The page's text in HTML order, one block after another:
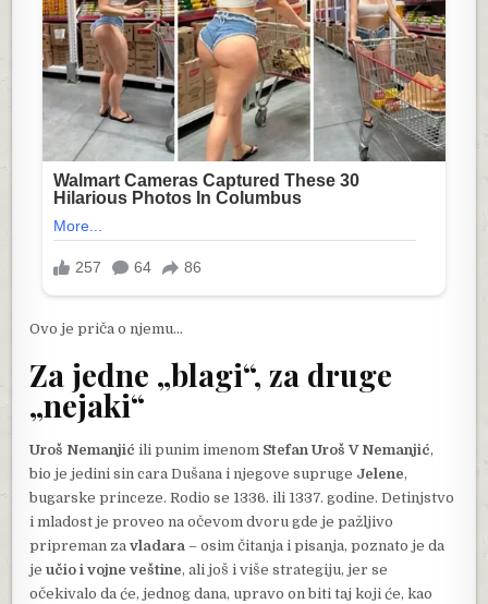
Ovo je priča o njemu…
Za jedne „blagi“, za druge
„nejaki“
Uroš Nemanjić ili punim imenom Stefan Uroš V Nemanjić,
bio je jedini sin cara Dušana i njegove supruge Jelene,
bugarske princeze. Rodio se 1336. ili 1337. godine. Detinjstvo
i mladost je proveo na očevom dvoru gde je pažljivo
pripreman zavladara – osim čitanja i pisanja, poznato je da
jeučio i vojne veštine, ali još i više strategiju, jer se
očekivalo da će, jednog dana, upravo on biti taj koji će, kao